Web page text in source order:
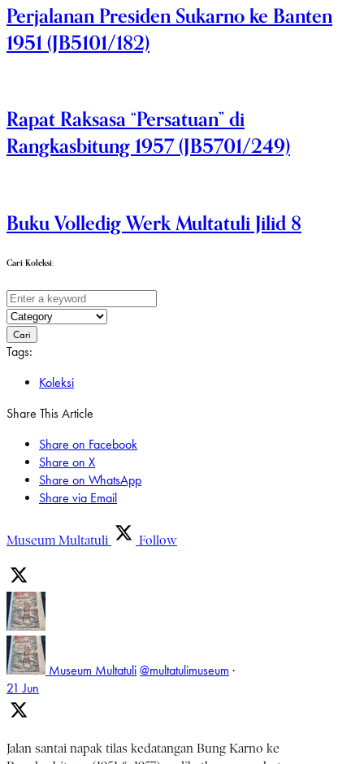
Perjalanan Presiden Sukarno ke Banten
1951 (JB5101/182)
Rapat Raksasa “Persatuan” di
Rangkasbitung 1957 (JB5701/249)
Buku Volledig Werk Multatuli Jilid 8
Cari Koleksi:
Cari
Tags:
Koleksi
Share This Article
Share on Facebook
Share on X
Share on WhatsApp
Share via Email
Museum Multatuli Follow
Museum Multatuli @multatulimuseum ·
21 Jun
Jalan santai napak tilas kedatangan Bung Karno ke